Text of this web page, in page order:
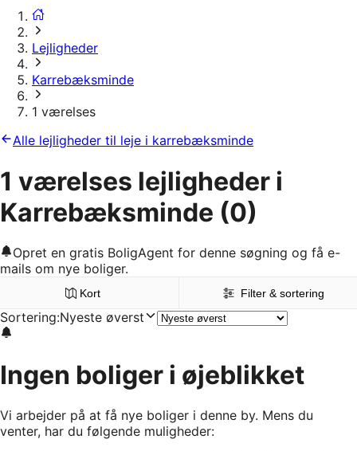
Lejligheder
Karrebæksminde
1 værelses
Alle lejligheder til leje i karrebæksminde
1 værelses lejligheder i
Karrebæksminde (0)
Opret en gratis BoligAgent for denne søgning og få e-
mails om nye boliger.
Kort Filter & sortering
Sortering:Nyeste øverst
Ingen boliger i øjeblikket
Vi arbejder på at få nye boliger i denne by. Mens du
venter, har du følgende muligheder: